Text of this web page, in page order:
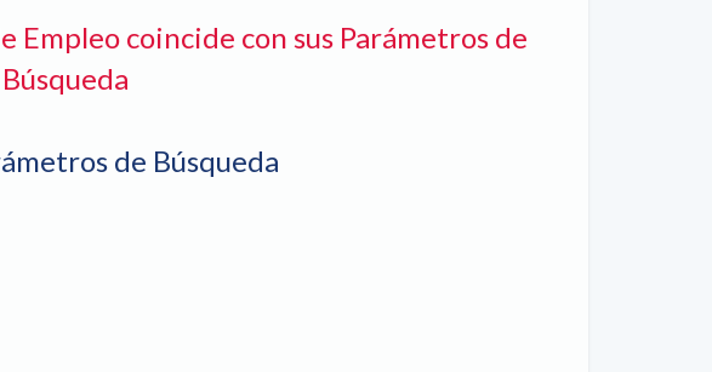
coincide con sus Parámetros de
Búsqueda
de Búsqueda